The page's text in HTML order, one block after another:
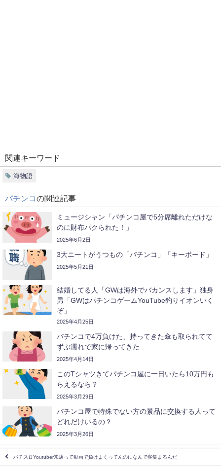
関連キーワード
海物語
パチンコの関連記事
ミュージシャン「パチンコ屋で5分席離れただけな
のに財布パクられた！」
2025年6月2日
3大ニートがうつもの「パチンコ」「キーボード」
2025年5月21日
結婚してる人「GWは海外でバカンスします」独身
男「GWはパチンコゲームYouTube釣りイオンいく
ぞ」
2025年4月25日
パチンコで4万負けた、持ってきた傘も取られてて
ずぶ濡れで家に帰ってきた
2025年4月14日
このTシャツきてパチンコ屋に一日いたら10万円も
らえるなら？
2025年3月29日
パチンコ屋で特殊でない方の景品に交換する人って
どれだけいるの？
2025年3月26日
パチスロYoutuber来店って動画で負けまくってんのになんで客集まるんだ